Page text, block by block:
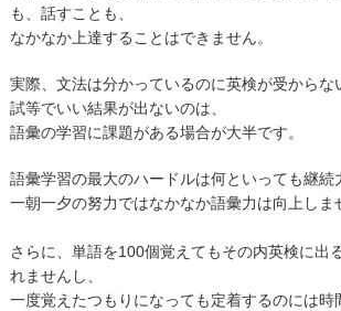
も、話すことも、
なかなか上達することはできません。
実際、文法は分かっているのに英検が受からな
試等でいい結果が出ないのは、
語彙の学習に課題がある場合が大半です。
語彙学習の最大のハードルは何といっても継続
一朝一夕の努力ではなかなか語彙力は向上しま
さらに、単語を100個覚えてもその内英検に出
れませんし、
一度覚えたつもりになっても定着するのには時